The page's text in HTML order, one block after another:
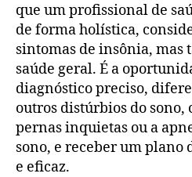
que um profissional de
de forma holística,
sintomas de insônia, mas
saúde geral. É a
diagnóstico preciso,
outros distúrbios do sono,
pernas inquietas ou a
sono, e receber um plano
e eficaz.